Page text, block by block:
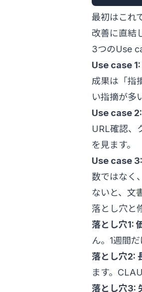
最初はこれ
改善に直結
3つのUse
Use case
成果は「指
い指摘が多
Use case
URL確認、
を見ます。
Use case
数ではなく
ないと、文
落とし穴と
落とし穴1:
ん。1週間
落とし穴2:
ます。
落とし穴3: